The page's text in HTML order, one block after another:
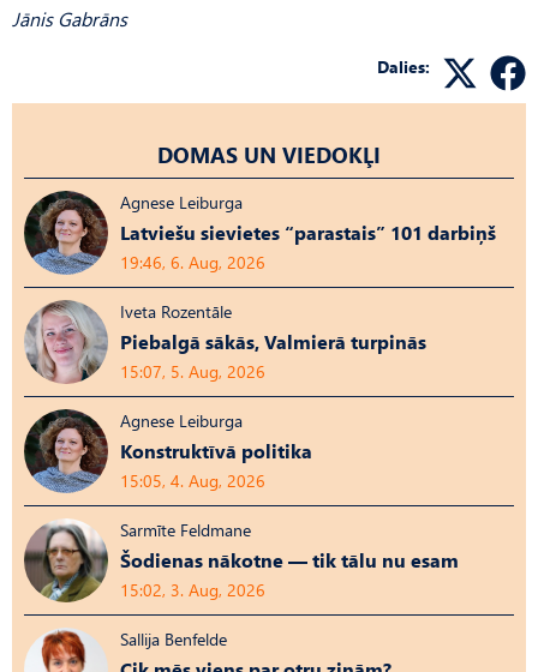
Jānis Gabrāns
Dalies:
DOMAS UN VIEDOKĻI
Agnese Leiburga
Latviešu sievietes “parastais” 101 darbiņš
19:46, 6. Aug, 2026
Iveta Rozentāle
Piebalgā sākās, Valmierā turpinās
15:07, 5. Aug, 2026
Agnese Leiburga
Konstruktīvā politika
15:05, 4. Aug, 2026
Sarmīte Feldmane
Šodienas nākotne — tik tālu nu esam
15:02, 3. Aug, 2026
Sallija Benfelde